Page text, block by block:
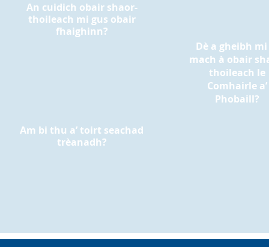
An cuidich obair shaor-
thoileach mi gus obair
fhaighinn?
Am bi thu a’ toirt seachad
trèanadh?
Dè a gheibh mi
mach à obair
thoileach le
Comhairle a’
Phobaill?